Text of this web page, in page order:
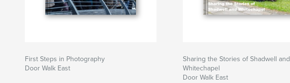
First Steps in Photography
Door Walk East
Sharing the Stories of Shadwell and
Whitechapel
Door Walk East